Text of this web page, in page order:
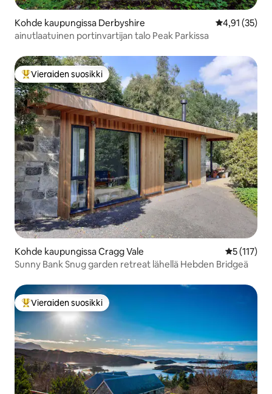
Kohde kaupungissa Derbyshire
4,91 (35)
ainutlaatuinen portinvartijan talo Peak Parkissa
Vieraiden suosikkien parhaimmistoa
Vieraiden suosikki
Kohde kaupungissa Cragg Vale
5 (117)
Sunny Bank Snug garden retreat lähellä Hebden Bridgeä
Vieraiden suosikkien parhaimmistoa
Vieraiden suosikki